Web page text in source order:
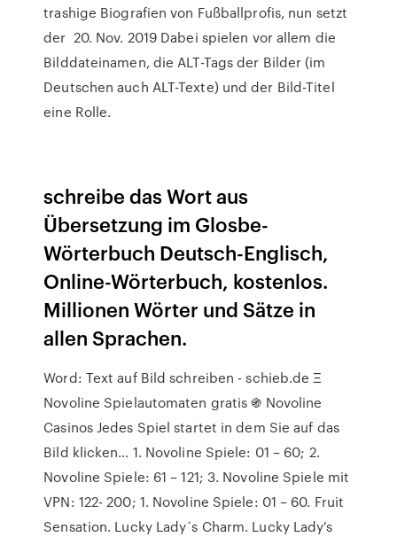
trashige Biografien von Fußballprofis, nun setzt
der 20. Nov. 2019 Dabei spielen vor allem die
Bilddateinamen, die ALT-Tags der Bilder (im
Deutschen auch ALT-Texte) und der Bild-Titel
eine Rolle.
schreibe das Wort aus
Übersetzung im Glosbe-
Wörterbuch Deutsch-Englisch,
Online-Wörterbuch, kostenlos.
Millionen Wörter und Sätze in
allen Sprachen.
Word: Text auf Bild schreiben - schieb.de Ξ
Novoline Spielautomaten gratis ֍ Novoline
Casinos Jedes Spiel startet in dem Sie auf das
Bild klicken… 1. Novoline Spiele: 01 – 60; 2.
Novoline Spiele: 61 – 121; 3. Novoline Spiele mit
VPN: 122- 200; 1. Novoline Spiele: 01 – 60. Fruit
Sensation. Lucky Lady´s Charm. Lucky Lady's